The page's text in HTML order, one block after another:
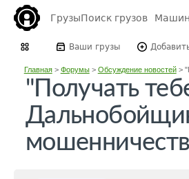
ГрузыПоиск грузов
Ваши грузы
Главная> Форумы> Обсуждение новостей>
"Получать